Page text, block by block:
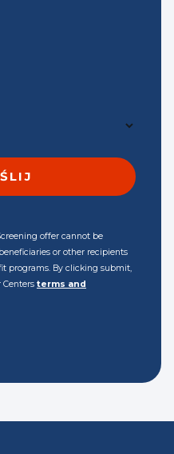
offer cannot be
or other recipients
programs. By clicking submit,
Centers terms and